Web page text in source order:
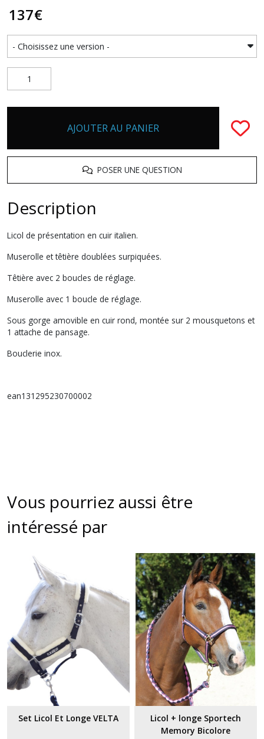
137€
AJOUTER AU PANIER
POSER UNE QUESTION
Description
Licol de présentation en cuir italien.
Muserolle et têtière doublées surpiquées.
Têtière avec 2 boucles de réglage.
Muserolle avec 1 boucle de réglage.
Sous gorge amovible en cuir rond, montée sur 2 mousquetons et
1 attache de pansage.
Bouclerie inox.
ean131295230700002
Vous pourriez aussi être
intéressé par
Set Licol Et Longe VELTA
Licol + longe Sportech
Memory Bicolore